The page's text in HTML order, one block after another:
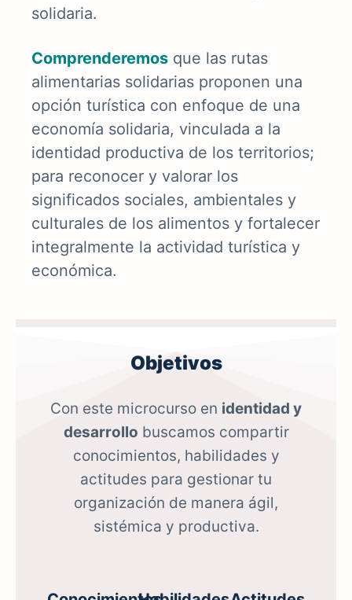
solidaria.
Comprenderemos que las rutas
alimentarias solidarias proponen una
opción turística con enfoque de una
economía solidaria, vinculada a la
identidad productiva de los territorios;
para reconocer y valorar los
significados sociales, ambientales y
culturales de los alimentos y fortalecer
integralmente la actividad turística y
económica.
Objetivos
Con este microcurso en identidad y
desarrollo buscamos compartir
conocimientos, habilidades y
actitudes para gestionar tu
organización de manera ágil,
sistémica y productiva.